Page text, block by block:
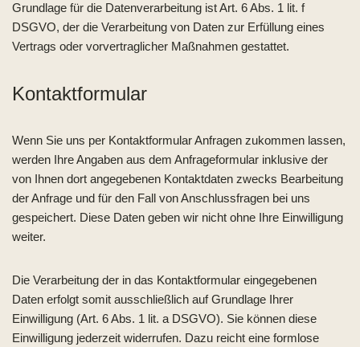
Grundlage für die Datenverarbeitung ist Art. 6 Abs. 1 lit. f
DSGVO, der die Verarbeitung von Daten zur Erfüllung eines
Vertrags oder vorvertraglicher Maßnahmen gestattet.
Kontaktformular
Wenn Sie uns per Kontaktformular Anfragen zukommen lassen,
werden Ihre Angaben aus dem Anfrageformular inklusive der
von Ihnen dort angegebenen Kontaktdaten zwecks Bearbeitung
der Anfrage und für den Fall von Anschlussfragen bei uns
gespeichert. Diese Daten geben wir nicht ohne Ihre Einwilligung
weiter.
Die Verarbeitung der in das Kontaktformular eingegebenen
Daten erfolgt somit ausschließlich auf Grundlage Ihrer
Einwilligung (Art. 6 Abs. 1 lit. a DSGVO). Sie können diese
Einwilligung jederzeit widerrufen. Dazu reicht eine formlose